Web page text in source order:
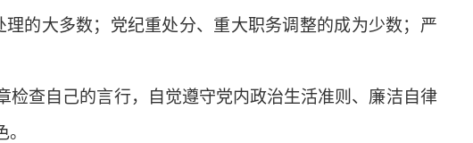
的大多数；党纪重处分、重大职务调整的成为少数；严
自己的言行，自觉遵守党内政治生活准则、廉洁自律